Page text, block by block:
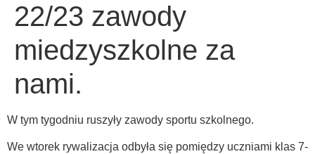
22/23 zawody
miedzyszkolne za
nami.
W tym tygodniu ruszyły zawody sportu szkolnego.
We wtorek rywalizacja odbyła się pomiędzy uczniami klas 7-